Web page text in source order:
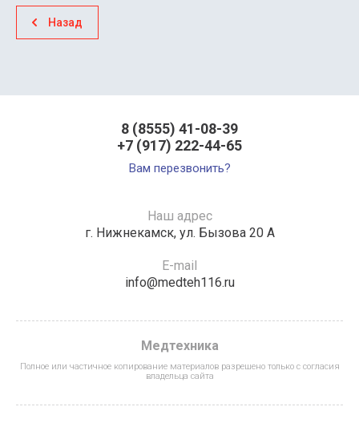
Назад
8 (8555) 41-08-39
+7 (917) 222-44-65
Вам перезвонить?
Наш адрес
г. Нижнекамск, ул. Бызова 20 А
E-mail
info@medteh116.ru
Медтехника
Полное или частичное копирование материалов разрешено только с согласия
владельца сайта